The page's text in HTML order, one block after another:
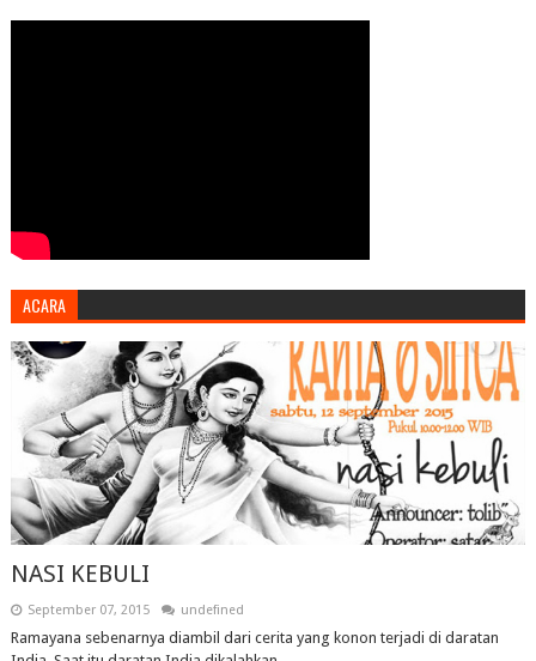
ACARA
NASI KEBULI
September 07, 2015 undefined
Ramayana sebenarnya diambil dari cerita yang konon terjadi di daratan